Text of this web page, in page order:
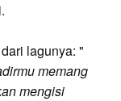
lagunya: "
memang
mengisi